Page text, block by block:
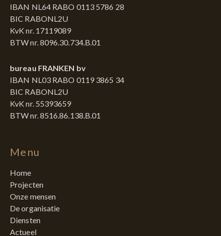
IBAN NL64 RABO 0113 5786 28
BIC RABONL2U
KvK nr. 17119089
BTW nr. 8096.30.734.B.01
bureau FRANKEN bv
IBAN NL03 RABO 0119 3865 34
BIC RABONL2U
KvK nr. 55393659
BTW nr. 8516.86.138.B.01
Menu
Home
Projecten
Onze mensen
De organisatie
Diensten
Actueel